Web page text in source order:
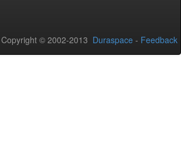
Copyright © 2002-2013 Duraspace - Feedback